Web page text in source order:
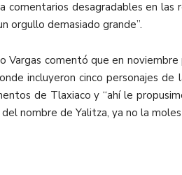
comentarios desagradables en las
orgullo demasiado grande”.
Vargas comentó que en
incluyeron cinco personajes
de Tlaxiaco y “ahí le
nombre de Yalitza, ya no la